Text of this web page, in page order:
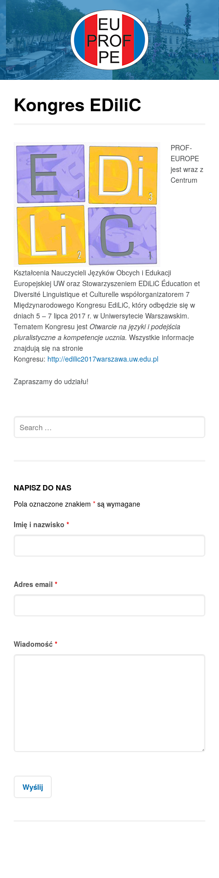
Kongres EDiliC
PROF-
EUROPE
jest wraz z
Centrum
Kształcenia Nauczycieli Języków Obcych i Edukacji
Europejskiej UW oraz Stowarzyszeniem EDiLiC Éducation et
Diversité Linguistique et Culturelle współorganizatorem 7
Międzynarodowego Kongresu EdiLiC, który odbędzie się w
dniach 5 – 7 lipca 2017 r. w Uniwersytecie Warszawskim.
Tematem Kongresu jest Otwarcie na języki i podejścia
pluralistyczne a kompetencje ucznia. Wszystkie informacje
znajdują się na stronie
Kongresu: http://edilic2017warszawa.uw.edu.pl
Zapraszamy do udziału!
for:
NAPISZ DO NAS
Pola oznaczone znakiem *są wymagane
Imię i nazwisko *
Adres email *
Wiadomość *